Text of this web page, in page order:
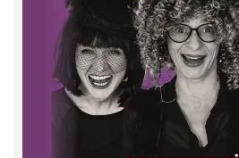
O zbożach, chlebie i ziołach
Chorzów
9.49 km